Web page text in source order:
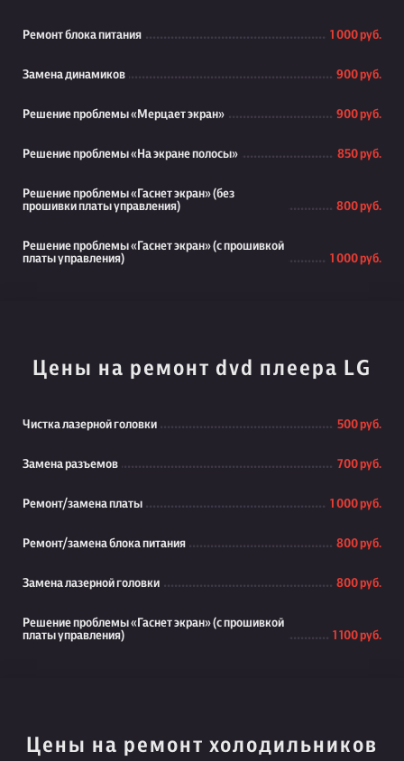
Ремонт блока питания 1 000 руб.
Замена динамиков 900 руб.
Решение проблемы «Мерцает экран» 900 руб.
Решение проблемы «На экране полосы» 850 руб.
Решение проблемы «Гаснет экран» (без
прошивки платы управления)
800 руб.
Решение проблемы «Гаснет экран» (с прошивкой
платы управления)
1 000 руб.
Цены на ремонт dvd плеера LG
Чистка лазерной головки 500 руб.
Замена разъемов 700 руб.
Ремонт/замена платы 1 000 руб.
Ремонт/замена блока питания 800 руб.
Замена лазерной головки 800 руб.
Решение проблемы «Гаснет экран» (с прошивкой
платы управления)
1 100 руб.
Цены на ремонт холодильников